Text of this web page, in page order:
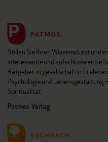
Stillen Sie Ihren Wissensdurst und
interessante und aufschlussreiche
Ratgeber zu gesellschaftlich
Psychologie und
Spiritualität.
Patmos Verlag